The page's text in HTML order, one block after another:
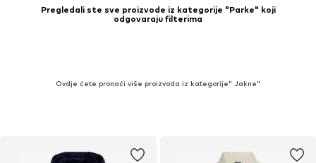
Pregledali ste sve proizvode iz kategorije "Parke" koji
odgovaraju filterima
Ovdje ćete pronaći više proizvoda iz kategorije" Jakne"